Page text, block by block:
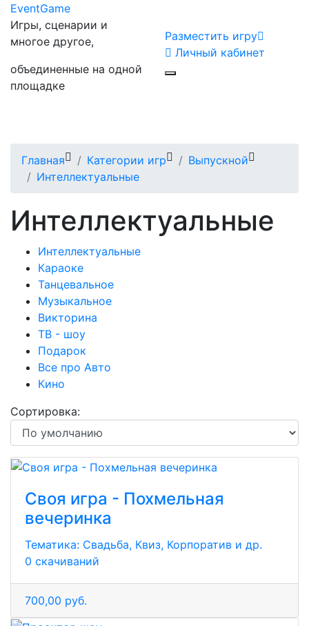
EventGame
Игры, сценарии и
многое другое,
объединенные на одной
площадке
Разместить игру
Личный кабинет
Главная Категории игр
Выпускной
Интеллектуальные
Интеллектуальные
Интеллектуальные
Караоке
Танцевальное
Музыкальное
Викторина
ТВ - шоу
Подарок
Все про Авто
Кино
Сортировка:
Своя игра - Похмельная
вечеринка
Тематика: Свадьба, Квиз, Корпоратив и др.
0 скачиваний
700,00 руб.